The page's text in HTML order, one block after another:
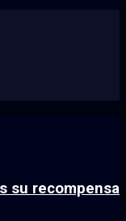
su recompensa